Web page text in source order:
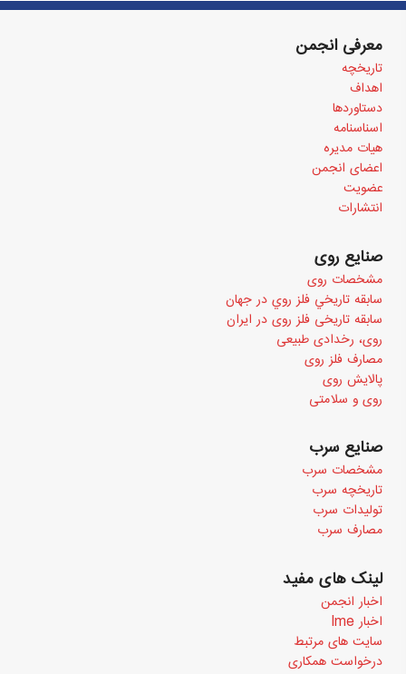
معرفی انجمن
تاریخچه
اهداف
دستاوردها
اسناسنامه
هیات مدیره
اعضای انجمن
عضویت
انتشارات
صنایع روی
مشخصات روی
سابقه تاريخي فلز روي در جهان
سابقه تاریخی فلز روی در ایران
روی، رخدادی طبیعی
مصارف فلز روی
پالایش روی
روی و سلامتی
صنایع سرب
مشخصات سرب
تاریخچه سرب
تولیدات سرب
مصارف سرب
لینک های مفید
اخبار انجمن
اخبار Ime
سایت های مرتبط
درخواست همکاری